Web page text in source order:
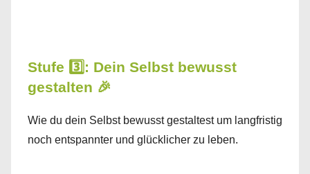
Stufe 3️⃣: Dein Selbst bewusst
gestalten 🎉
Wie du dein Selbst bewusst gestaltest um langfristig
noch entspannter und glücklicher zu leben.